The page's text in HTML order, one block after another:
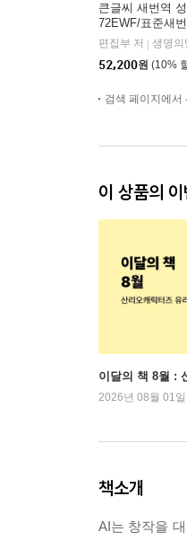
큰글씨 새번역
72EWF/표준새
단본/무지퍼/PU/
인/주석 없음/뉴
이비)
편집부 저
생명의
52,200원 (10%
검색 페이지에서
이 상품의
이달의 책 8월 :
2026년 08월 01
책소개
AI는 창작을